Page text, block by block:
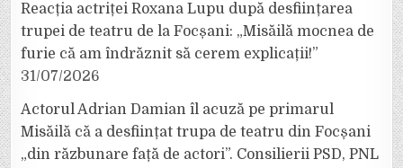
Reacția actriței Roxana Lupu după desființarea
trupei de teatru de la Focșani: „Misăilă mocnea de
furie că am îndrăznit să cerem explicații!”
31/07/2026
Actorul Adrian Damian îl acuză pe primarul
Misăilă că a desființat trupa de teatru din Focșani
„din răzbunare față de actori”. Consilierii PSD, PNL